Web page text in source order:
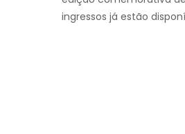
ingressos já estão